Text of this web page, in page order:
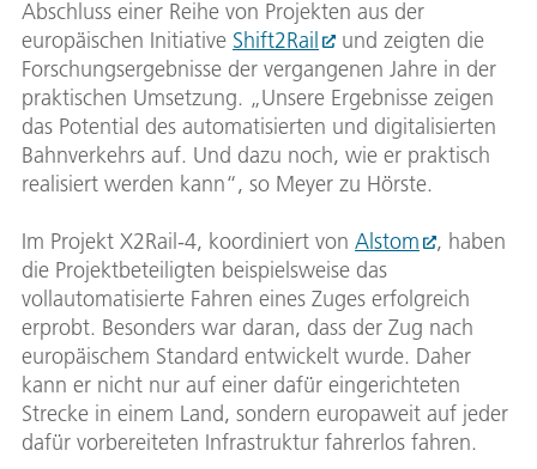
Abschluss einer Reihe von Projekten aus der
europäischen Initiative Shift2Rail
und zeigten die
Forschungsergebnisse der vergangenen Jahre in der
praktischen Umsetzung. „Unsere Ergebnisse zeigen
das Potential des automatisierten und digitalisierten
Bahnverkehrs auf. Und dazu noch, wie er praktisch
realisiert werden kann“, so Meyer zu Hörste.
Im Projekt X2Rail-4, koordiniert von Alstom
, haben
die Projektbeteiligten beispielsweise das
vollautomatisierte Fahren eines Zuges erfolgreich
erprobt. Besonders war daran, dass der Zug nach
europäischem Standard entwickelt wurde. Daher
kann er nicht nur auf einer dafür eingerichteten
Strecke in einem Land, sondern europaweit auf jeder
dafür vorbereiteten Infrastruktur fahrerlos fahren.